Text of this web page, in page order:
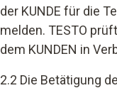
der KUNDE für die
melden. TESTO
dem KUNDEN in
2.2 Die Betätigung